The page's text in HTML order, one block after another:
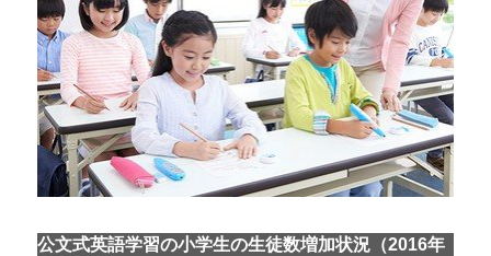
公文式英語学習の小学生の生徒数増加状況（2016年